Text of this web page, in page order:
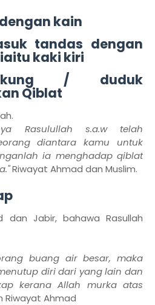
kain
tandas dengan
kaki kiri
/ duduk
Qiblat
Rasulullah s.a.w telah
diantara kamu untuk
ia menghadap qiblat
Riwayat Ahmad dan Muslim.
dan Jabir, bahawa Rasullah
buang air besar, maka
diri dari yang lain dan
kerana Allah murka atas
Riwayat Ahmad